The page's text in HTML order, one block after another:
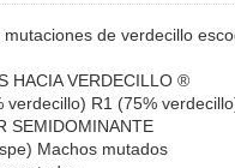
mutaciones de verdecillo
HACIA VERDECILLO ®
verdecillo) R1 (75%
SEMIDOMINANTE
Machos mutados